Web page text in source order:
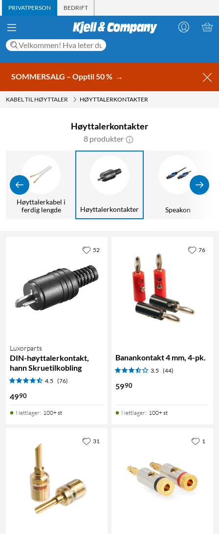
PRIVATPERSON BEDRIFT
SOMMERSALG – Opptil 50 % →
KABEL TIL HØYTTALER HØYTTALERKONTAKTER
Høyttalerkontakter
8 produkter
Høyttalerkabel i
ferdig lengde
Høyttalerkontakter Speakon
Luxorparts
DIN-høyttalerkontakt,
hann Skruetilkobling
4.5 (76)
4990
Nettlager: 100+ st
52
Banankontakt 4 mm, 4-pk.
3.5 (44)
5990
Nettlager: 100+ st
76
31 1